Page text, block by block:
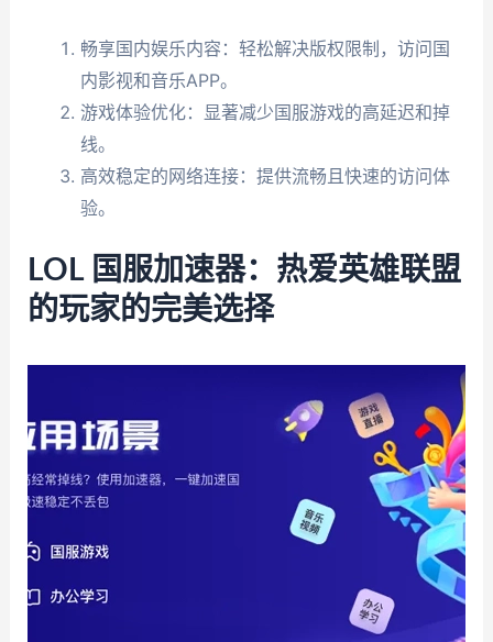
畅享国内娱乐内容：轻松解决版权限制，访问国
内影视和音乐APP。
游戏体验优化：显著减少国服游戏的高延迟和掉
线。
高效稳定的网络连接：提供流畅且快速的访问体
验。
LOL 国服加速器：热爱英雄联盟
的玩家的完美选择